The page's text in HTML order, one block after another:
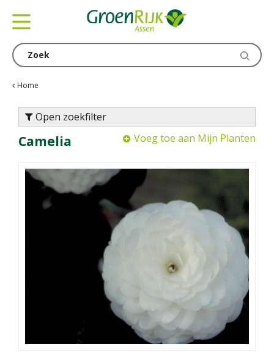
Home
Open zoekfilter
Camelia Voeg toe aan Mijn Planten